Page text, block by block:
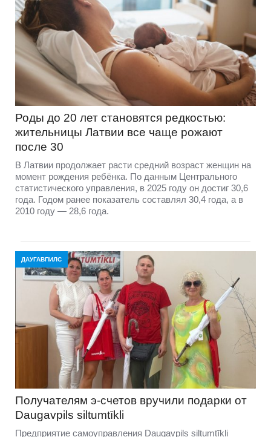
Роды до 20 лет становятся редкостью:
жительницы Латвии все чаще рожают
после 30
В Латвии продолжает расти средний возраст женщин на
момент рождения ребёнка. По данным Центрального
статистического управления, в 2025 году он достиг 30,6
года. Годом ранее показатель составлял 30,4 года, а в
2010 году — 28,6 года.
ДАУГАВПИЛС
Получателям э-счетов вручили подарки от
Daugavpils siltumtīkli
Предприятие самоуправления Daugavpils siltumtīkli